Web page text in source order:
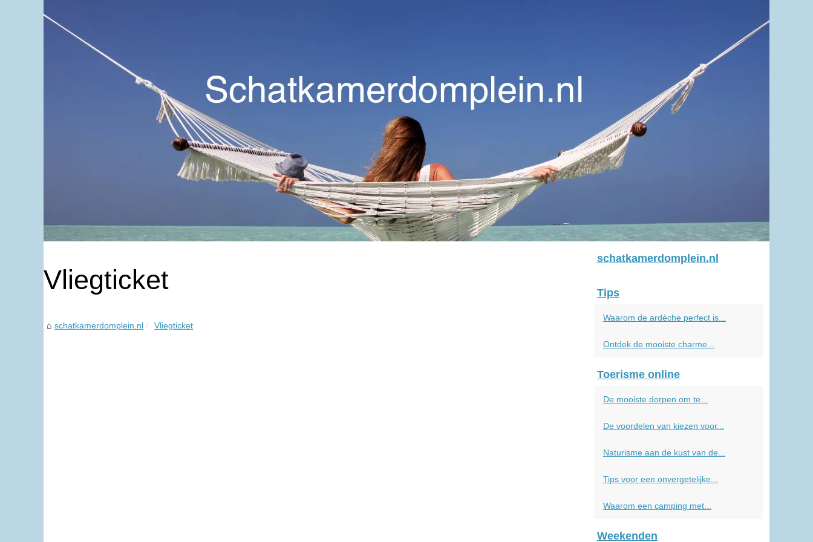
Vliegticket
schatkamerdomplein.nl Vliegticket
schatkamerdomplein.nl
Tips
Waarom de ardèche perfect is...
Ontdek de mooiste charme...
Toerisme online
De mooiste dorpen om te...
De voordelen van kiezen voor...
Naturisme aan de kust van de...
Tips voor een onvergetelijke...
Waarom een camping met...
Weekenden